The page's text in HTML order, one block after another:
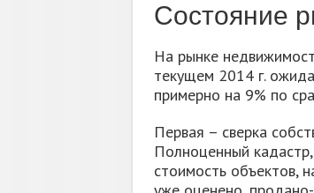
Состояние
На рынке
текущем 2014 г.
примерно на 9% по
Первая – сверка
Полноценный
стоимость объектов,